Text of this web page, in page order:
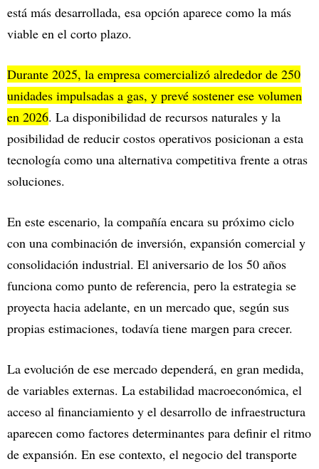
está más desarrollada, esa opción aparece como la más
viable en el corto plazo.
Durante 2025, la empresa comercializó alrededor de 250
unidades impulsadas a gas, y prevé sostener ese volumen
en 2026. La disponibilidad de recursos naturales y la
posibilidad de reducir costos operativos posicionan a esta
tecnología como una alternativa competitiva frente a otras
soluciones.
En este escenario, la compañía encara su próximo ciclo
con una combinación de inversión, expansión comercial y
consolidación industrial. El aniversario de los 50 años
funciona como punto de referencia, pero la estrategia se
proyecta hacia adelante, en un mercado que, según sus
propias estimaciones, todavía tiene margen para crecer.
La evolución de ese mercado dependerá, en gran medida,
de variables externas. La estabilidad macroeconómica, el
acceso al financiamiento y el desarrollo de infraestructura
aparecen como factores determinantes para definir el ritmo
de expansión. En ese contexto, el negocio del transporte